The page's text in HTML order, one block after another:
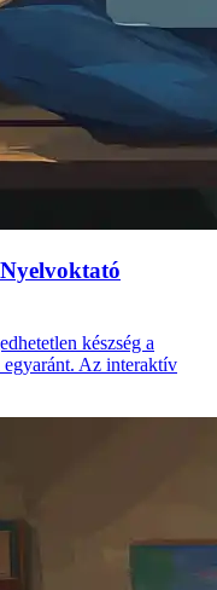
készség a
egyaránt. Az interaktív